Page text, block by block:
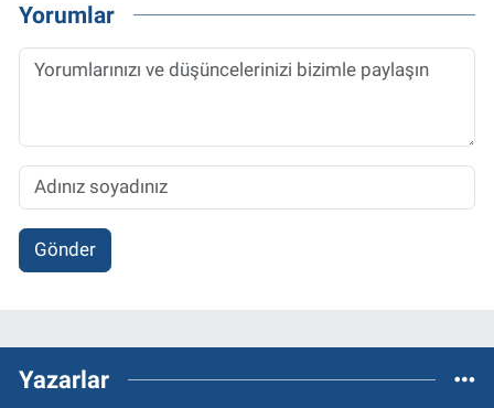
Yorumlar
Gönder
Yazarlar